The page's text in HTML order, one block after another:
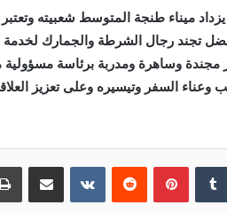
ميناء طنجة المتوسط شعبيته وتعتبر
تجند رجال الشرطة والجمارك لخدمة
مجندة وساهرة ومدربة برئاسة
السفر وتيسيره وعلى تعزيز
بينتيريست مشاركة عبر البريد